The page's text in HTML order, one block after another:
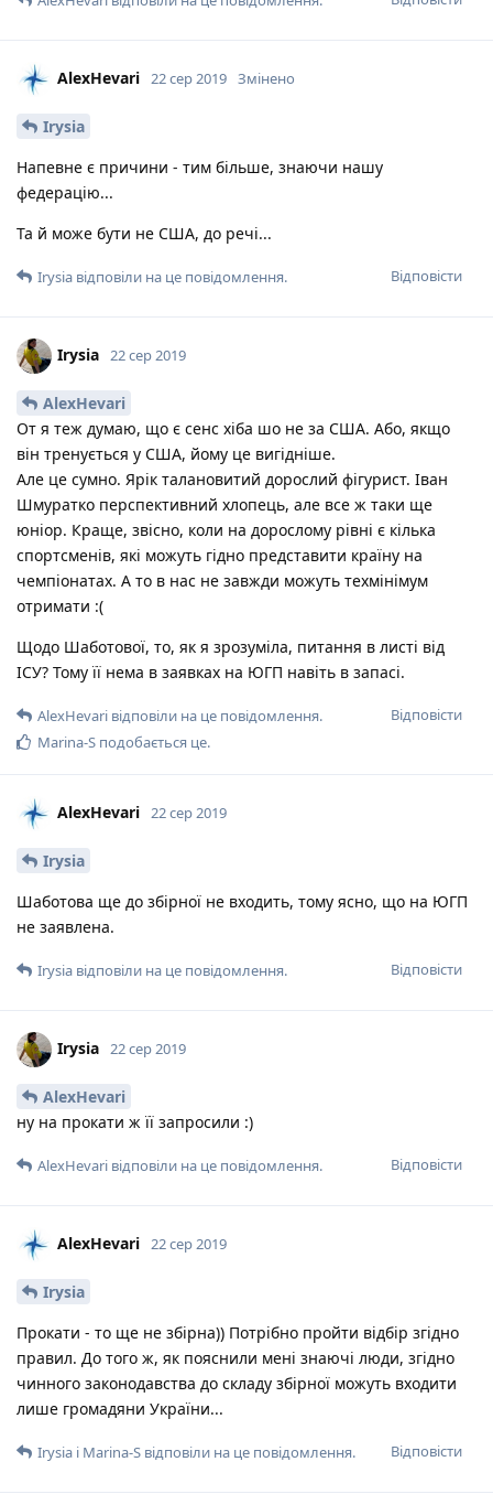
AlexHevari 22 сер 2019 Змінено
Irysia
Напевне є причини - тим більше, знаючи нашу
федерацію...
Та й може бути не США, до речі...
Відповісти
Irysia відповіли на це повідомлення.
Irysia 22 сер 2019
AlexHevari
От я теж думаю, що є сенс хіба шо не за США. Або, якщо
він тренується у США, йому це вигідніше.
Але це сумно. Ярік талановитий дорослий фігурист. Іван
Шмуратко перспективний хлопець, але все ж таки ще
юніор. Краще, звісно, коли на дорослому рівні є кілька
спортсменів, які можуть гідно представити країну на
чемпіонатах. А то в нас не завжди можуть техмінімум
отримати :(
Щодо Шаботової, то, як я зрозуміла, питання в листі від
ІСУ? Тому її нема в заявках на ЮГП навіть в запасі.
Відповісти
AlexHevari відповіли на це повідомлення.
Marina-S подобається це.
AlexHevari 22 сер 2019
Irysia
Шаботова ще до збірної не входить, тому ясно, що на ЮГП
не заявлена.
Відповісти
Irysia відповіли на це повідомлення.
Irysia 22 сер 2019
AlexHevari
ну на прокати ж її запросили :)
Відповісти
AlexHevari відповіли на це повідомлення.
AlexHevari 22 сер 2019
Irysia
Прокати - то ще не збірна)) Потрібно пройти відбір згідно
правил. До того ж, як пояснили мені знаючі люди, згідно
чинного законодавства до складу збірної можуть входити
лише громадяни України...
Відповісти
Irysia і Marina-S відповіли на це повідомлення.